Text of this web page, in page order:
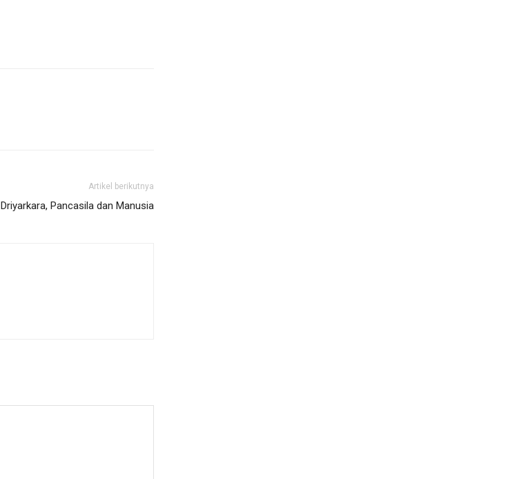
Artikel berikutnya
Driyarkara, Pancasila dan Manusia